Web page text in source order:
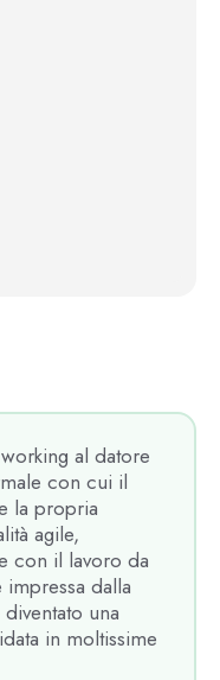
al datore
con cui il
la propria
agile,
con il lavoro da
dalla
una
in moltissime